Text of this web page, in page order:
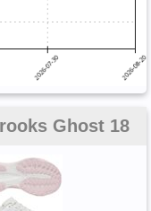
Ghost 18